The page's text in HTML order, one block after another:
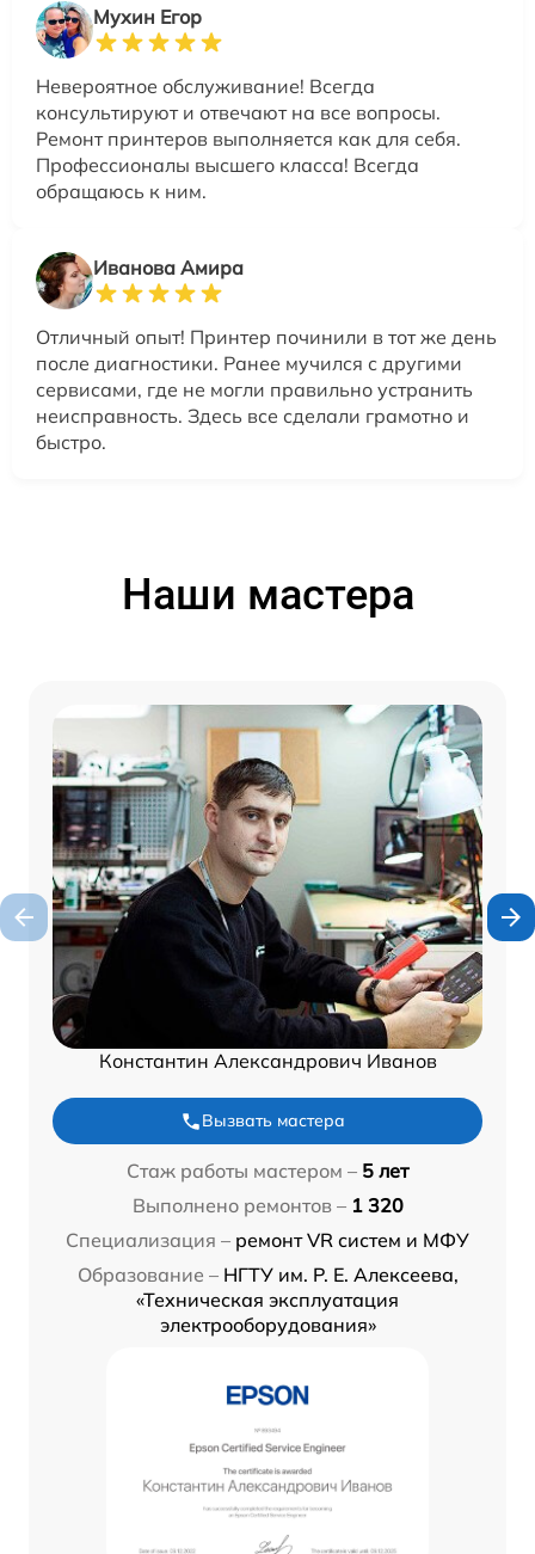
Мухин Егор
Невероятное обслуживание! Всегда
консультируют и отвечают на все вопросы.
Ремонт принтеров выполняется как для себя.
Профессионалы высшего класса! Всегда
обращаюсь к ним.
Иванова Амира
Отличный опыт! Принтер починили в тот же день
после диагностики. Ранее мучился с другими
сервисами, где не могли правильно устранить
неисправность. Здесь все сделали грамотно и
быстро.
Наши мастера
Константин Александрович Иванов
Вызвать мастера
Стаж работы мастером – 5 лет
Выполнено ремонтов – 1 320
Специализация – ремонт VR систем и МФУ
Образование – НГТУ им. Р. Е. Алексеева,
«Техническая эксплуатация
электрооборудования»